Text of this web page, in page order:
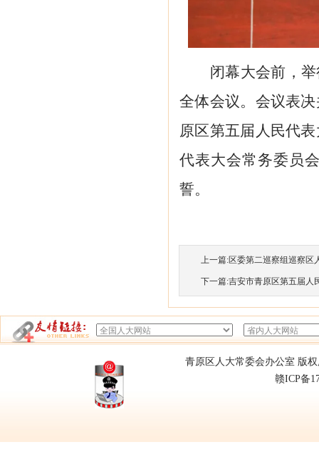
闭幕大会前，
全体会议。会议表
原区第五届人民代
代表大会常务委员
誓。
上一篇:区委第二巡察组巡察区
下一篇:吉安市青原区第五届人
青原区人大常委会办公室 版
赣ICP备